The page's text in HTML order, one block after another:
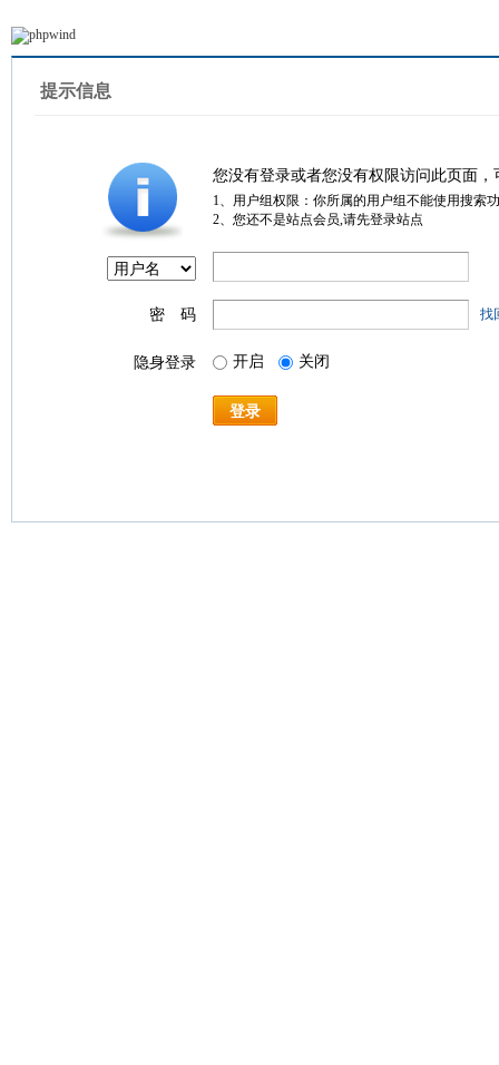
提示信息
您没有登录或者您没有权限访问此页面
1、用户组权限：你所属的用户组不能使用搜索
2、您还不是站点会员,请先登录站点
密 码 找
隐身登录 开启 关闭
登录